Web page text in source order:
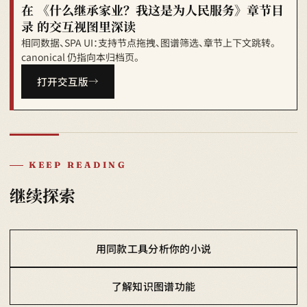
在 《什么继承家业？我这是为人民服务》章节目
录 的交互视图里深读
相同数据、SPA UI：支持节点拖拽、图谱筛选、章节上下文跳转。
canonical 仍指向本归档页。
打开交互版
KEEP READING
继续探索
用同款工具分析你的小说
了解知识图谱功能